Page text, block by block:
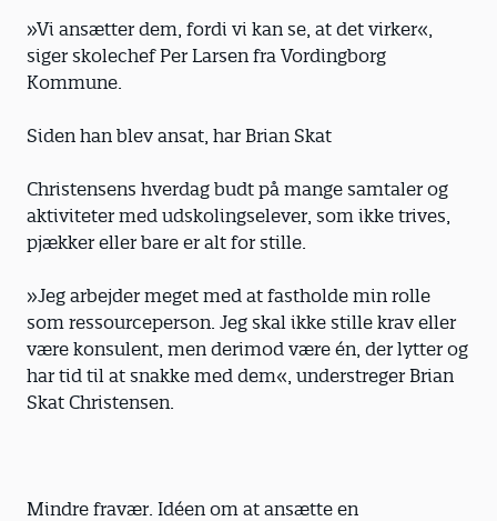
»Vi ansætter dem, fordi vi kan se, at det virker«,
siger skolechef Per Larsen fra Vordingborg
Kommune.
Siden han blev ansat, har Brian Skat
Christensens hverdag budt på mange samtaler og
aktiviteter med udskolingselever, som ikke trives,
pjækker eller bare er alt for stille.
»Jeg arbejder meget med at fastholde min rolle
som ressourceperson. Jeg skal ikke stille krav eller
være konsulent, men derimod være én, der lytter og
har tid til at snakke med dem«, understreger Brian
Skat Christensen.
Mindre fravær. Idéen om at ansætte en